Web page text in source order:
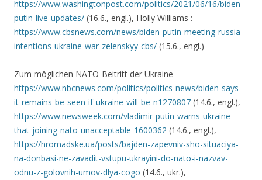
https://www.washingtonpost.com/politics/2021/06/16/biden-
putin-live-updates/ (16.6., engl.), Holly Williams :
https://www.cbsnews.com/news/biden-putin-meeting-russia-
intentions-ukraine-war-zelenskyy-cbs/ (15.6., engl.)
Zum möglichen NATO-Beitritt der Ukraine –
https://www.nbcnews.com/politics/politics-news/biden-says-
it-remains-be-seen-if-ukraine-will-be-n1270807 (14.6., engl.),
https://www.newsweek.com/vladimir-putin-warns-ukraine-
that-joining-nato-unacceptable-1600362 (14.6., engl.),
https://hromadske.ua/posts/bajden-zapevniv-sho-situaciya-
na-donbasi-ne-zavadit-vstupu-ukrayini-do-nato-i-nazvav-
odnu-z-golovnih-umov-dlya-cogo (14.6., ukr.),